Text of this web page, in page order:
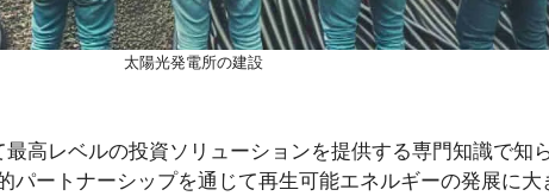
太陽光発電所の建設
高レベルの投資ソリューションを提供する専門知識で知
ートナーシップを通じて再生可能エネルギーの発展に